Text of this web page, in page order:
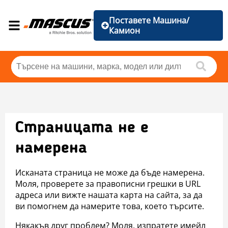
Поставете Машина/
Камион
Страницата не е
намерена
Исканата страница не може да бъде намерена.
Моля, проверете за правописни грешки в URL
адреса или вижте нашата карта на сайта, за да
ви помогнем да намерите това, което търсите.
Някакъв друг проблем? Моля, изпратете имейл